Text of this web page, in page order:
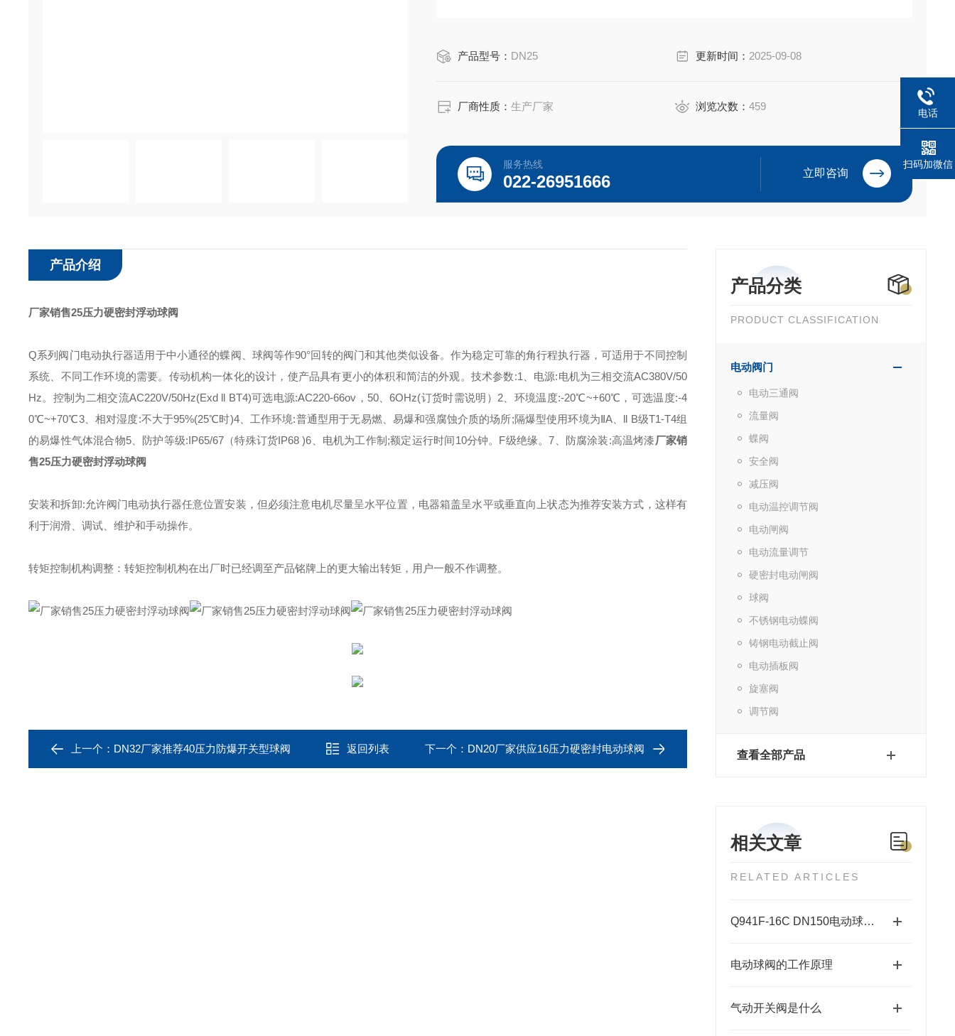
产品型号： DN25 更新时间： 2025-09-08
厂商性质：生产厂家 浏览次数：459
服务热线
022-26951666 立即咨询
产品分类
PRODUCT CLASSIFICATION
电动阀门
电动三通阀
流量阀
蝶阀
安全阀
减压阀
电动温控调节阀
电动闸阀
电动流量调节
硬密封电动闸阀
球阀
不锈钢电动蝶阀
铸钢电动截止阀
电动插板阀
旋塞阀
调节阀
查看全部产品
相关文章
RELATED ARTICLES
Q941F-16C DN150电动球阀安装指南
电动球阀的工作原理
气动开关阀是什么
产品介绍
厂家销售25压力硬密封浮动球阀
Q系列阀门电动执行器适用于中小通径的蝶阀、球阀等作90°回转的阀门和其他类似设备。作为稳定可靠的角行程执行器，可适用于不同控制
系统、不同工作环境的需要。 传动机构一体化的设计，使产品具有更小的体积和简洁的外观。 技术参数:1、电源:电机为三相交流AC380V/50
Hz。控制为二相交流AC220V/50Hz(Exd ll BT4)可选电源:AC220-66ov，50、6OHz(订货时需说明） 2、环境温度:-20℃~+60℃，可选温度:-4
0℃~+70℃3、相对湿度:不大于95%(25℃时)4、工作环境:普通型用于无易燃、易爆和强腐蚀介质的场所;隔爆型使用环境为ⅡA、ll B级T1-T4组
的易爆性气体混合物5、防护等级:IP65/67（特殊订货IP68 )6、电机为工作制;额定运行时间10分钟。F级绝缘。7、防腐涂装:高温烤漆厂家销
售25压力硬密封浮动球阀
安装和拆卸:允许阀门电动执行器任意位置安装，但必须注意电机尽量呈水平位置，电器箱盖呈水平或垂直向上状态为推荐安装方式，这样有
利于润滑、调试、维护和手动操作。
转矩控制机构调整：转矩控制机构在出厂时已经调至产品铭牌上的更大输出转矩，用户一般不作调整。
上一个： DN32厂家推荐40压力防爆开关型球阀 返回列表 下一个： DN20厂家供应16压力硬密封电动球阀
电话
扫码加微信